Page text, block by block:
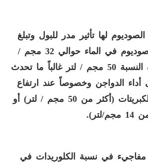
لها تأثير مدر للبول وتبلغ
النسبة الطبيعية للصوديوم في الماء حوالي 32 مجم /
لتر وعند بلوغ هذه النسبة 50 مجم / لتر غالباً ما تحدث
أداء الدواجن وخصوصاً عند ارتفاع
تركيزات أي من الكبريتات (أكثر من 50 مجم / لتر) أو
في نسبة الكلوريدات في